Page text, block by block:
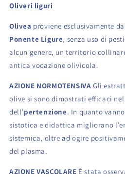
Oliveri liguri
Olivea proviene esclusivamente
Ponente Ligure, senza uso di
alcun genere, un territorio
antica vocazione olivicola.
AZIONE NORMOTENSIVA Gli
olive si sono dimostrati efficaci
dell’pertenzione. In quanto
sistotica e didattica migliorano
sistemica, oltre ad ogire
del plasma.
AZIONE VASCOLARE È stata